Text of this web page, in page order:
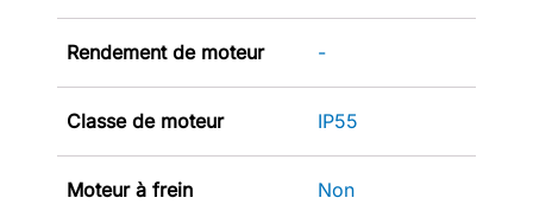
Rendement de moteur -
Classe de moteur IP55
Moteur à frein Non